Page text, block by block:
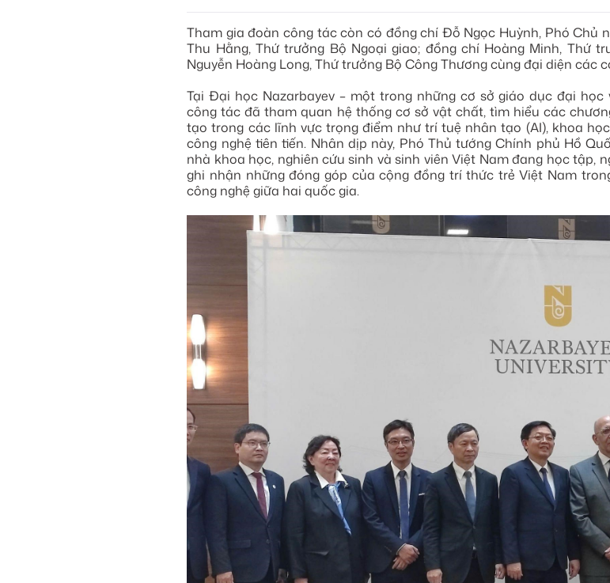
Tham gia đoàn công tác còn có đồng chí Đỗ Ngọc Huỳnh, Phó Chủ
Thu Hằng, Thứ trưởng Bộ Ngoại giao; đồng chí Hoàng Minh, Thứ
Nguyễn Hoàng Long, Thứ trưởng Bộ Công Thương cùng đại diện các
Tại Đại học Nazarbayev – một trong những cơ sở giáo dục đại
công tác đã tham quan hệ thống cơ sở vật chất, tìm hiểu các
tạo trong các lĩnh vực trọng điểm như trí tuệ nhân tạo (AI), khoa
công nghệ tiên tiến. Nhân dịp này, Phó Thủ tướng Chính phủ Hồ
nhà khoa học, nghiên cứu sinh và sinh viên Việt Nam đang học tập,
ghi nhận những đóng góp của cộng đồng trí thức trẻ Việt Nam
công nghệ giữa hai quốc gia.